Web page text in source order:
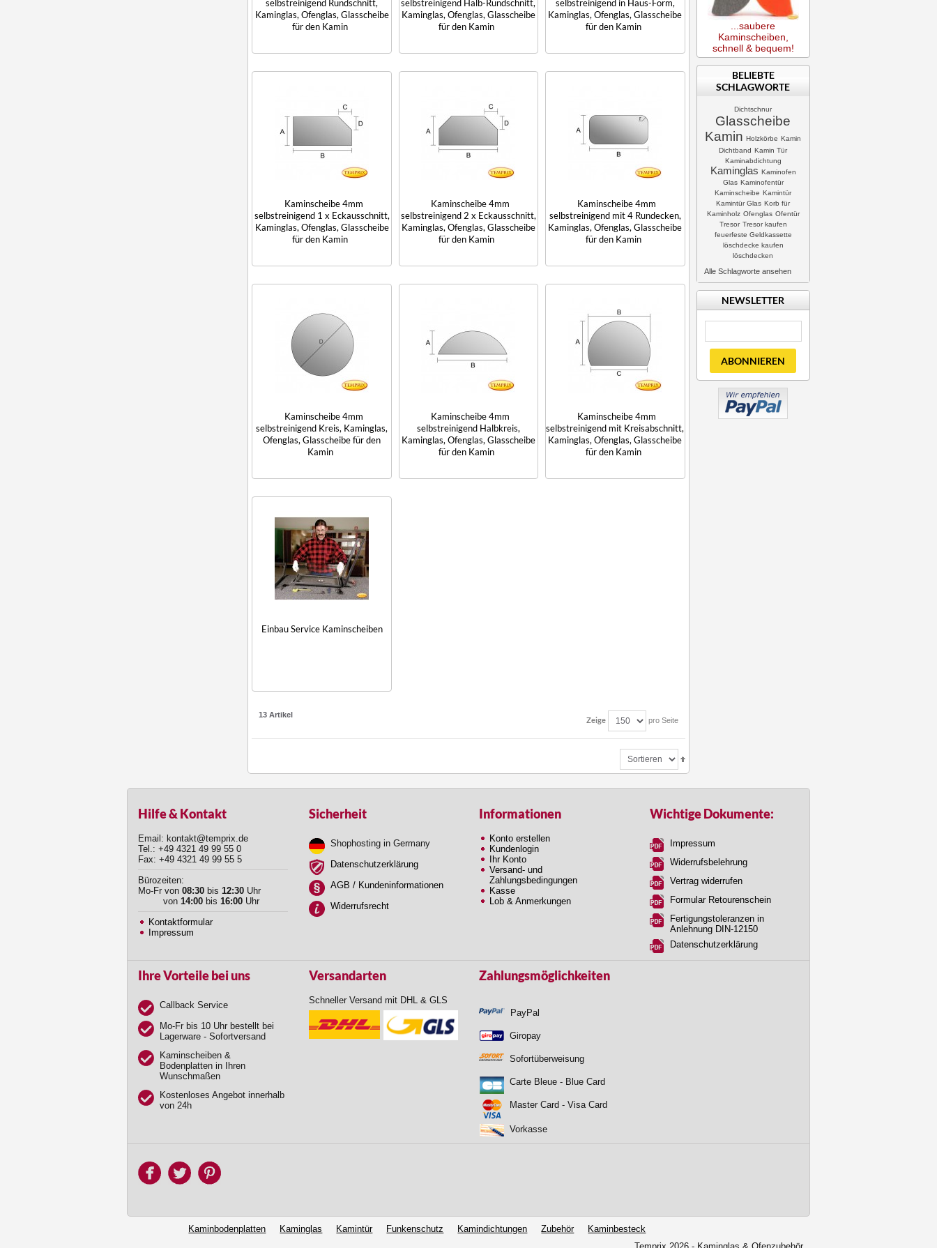
selbstreinigend Rundschnitt,
Kaminglas, Ofenglas, Glasscheibe
für den Kamin
selbstreinigend Halb-Rundschnitt,
Kaminglas, Ofenglas, Glasscheibe
für den Kamin
selbstreinigend in Haus-Form,
Kaminglas, Ofenglas, Glasscheibe
für den Kamin
Kaminscheibe 4mm
selbstreinigend 1 x Eckausschnitt,
Kaminglas, Ofenglas, Glasscheibe
für den Kamin
Kaminscheibe 4mm
selbstreinigend 2 x Eckausschnitt,
Kaminglas, Ofenglas, Glasscheibe
für den Kamin
Kaminscheibe 4mm
selbstreinigend mit 4 Rundecken,
Kaminglas, Ofenglas, Glasscheibe
für den Kamin
Kaminscheibe 4mm
selbstreinigend Kreis, Kaminglas,
Ofenglas, Glasscheibe für den
Kamin
Kaminscheibe 4mm
selbstreinigend Halbkreis,
Kaminglas, Ofenglas, Glasscheibe
für den Kamin
Kaminscheibe 4mm
selbstreinigend mit Kreisabschnitt,
Kaminglas, Ofenglas, Glasscheibe
für den Kamin
Einbau Service Kaminscheiben
13 Artikel
Zeige pro Seite
...saubere
Kaminscheiben,
schnell & bequem!
BELIEBTE
SCHLAGWORTE
Dichtschnur
Glasscheibe
Kamin Holzkörbe Kamin
Dichtband Kamin Tür
Kaminabdichtung
Kaminglas Kaminofen
Glas Kaminofentür
Kaminscheibe Kamintür
Kamintür Glas Korb für
Kaminholz Ofenglas Ofentür
Tresor Tresor kaufen
feuerfeste Geldkassette
löschdecke kaufen
löschdecken
Alle Schlagworte ansehen
NEWSLETTER
ABONNIEREN
Hilfe & Kontakt
Email: kontakt@temprix.de
Tel.: +49 4321 49 99 55 0
Fax: +49 4321 49 99 55 5
Bürozeiten:
Mo-Fr von 08:30 bis 12:30 Uhr
von 14:00 bis 16:00 Uhr
Kontaktformular
Impressum
Sicherheit
Shophosting in Germany
Datenschutzerklärung
AGB / Kundeninformationen
Widerrufsrecht
Informationen
Konto erstellen
Kundenlogin
Ihr Konto
Versand- und
Zahlungsbedingungen
Kasse
Lob & Anmerkungen
Wichtige Dokumente:
Impressum
Widerrufsbelehrung
Vertrag widerrufen
Formular Retourenschein
Fertigungstoleranzen in
Anlehnung DIN-12150
Datenschutzerklärung
Ihre Vorteile bei uns
Callback Service
Mo-Fr bis 10 Uhr bestellt bei
Lagerware - Sofortversand
Kaminscheiben &
Bodenplatten in Ihren
Wunschmaßen
Kostenloses Angebot innerhalb
von 24h
Versandarten
Schneller Versand mit DHL & GLS
Zahlungsmöglichkeiten
PayPal
Giropay
Sofortüberweisung
Carte Bleue - Blue Card
Master Card - Visa Card
Vorkasse
Kaminbodenplatten Kaminglas Kamintür Funkenschutz Kamindichtungen Zubehör
Kaminbesteck